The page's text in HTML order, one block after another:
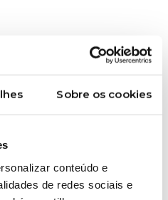
Sobre os cookies
conteúdo e
de redes sociais e
representation of
anticipates behaviour.